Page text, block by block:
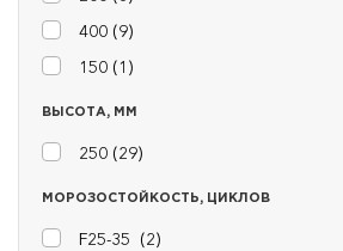
400 (9)
150 (1 )
ВЫСОТА, ММ
250 (29)
МОРОЗОСТОЙКОСТЬ, ЦИКЛОВ
F25-35 (2)